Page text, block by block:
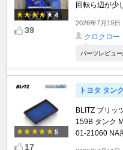
4
39
回転ら辺が少
2026年7月19日
クロクロー
パーツレビュ
5
17
トヨタ タンク
BLITZ ブリッ
159B タンク
01-21060 NA